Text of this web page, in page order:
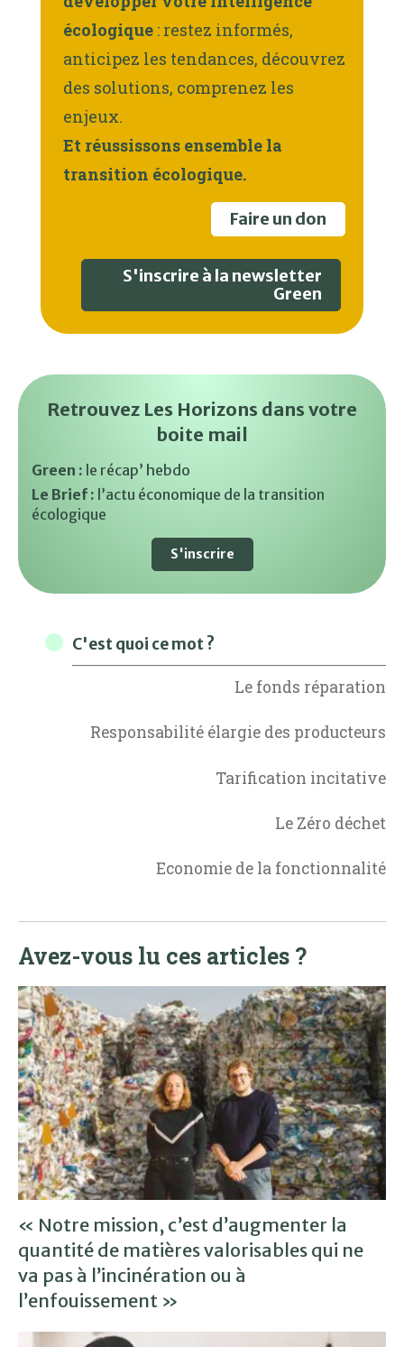
écologique : restez informés,
anticipez les tendances, découvrez
des solutions, comprenez les
enjeux.
Et réussissons ensemble la
transition écologique.
Faire un don
S'inscrire à la newsletter
Green
Retrouvez Les Horizons dans votre
boite mail
Green : le récap’ hebdo
Le Brief : l’actu économique de la transition
écologique
S'inscrire
C'est quoi ce mot ?
Le fonds réparation
Responsabilité élargie des producteurs
Tarification incitative
Le Zéro déchet
Economie de la fonctionnalité
Avez-vous lu ces articles ?
« Notre mission, c’est d’augmenter la
quantité de matières valorisables qui ne
va pas à l’incinération ou à
l’enfouissement »